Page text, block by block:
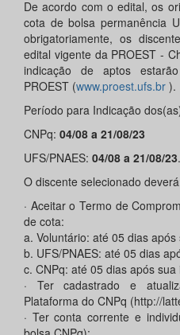
De acordo com o edital, os
cota de bolsa permanência
obrigatoriamente, os
edital vigente da PROEST -
indicação de aptos
PROEST (www.proest.ufs.br ).
Período para Indicação
CNPq: 04/08 a 21/08/23
UFS/PNAES: 04/08 a 21/08/23.
O discente selecionado
· Aceitar o Termo de
de cota:
a. Voluntário: até 05 dias após
b. UFS/PNAES: até 05 dias
c. CNPq: até 05 dias após sua
· Ter cadastrado e
Plataforma do CNPq (http://
· Ter conta corrente e